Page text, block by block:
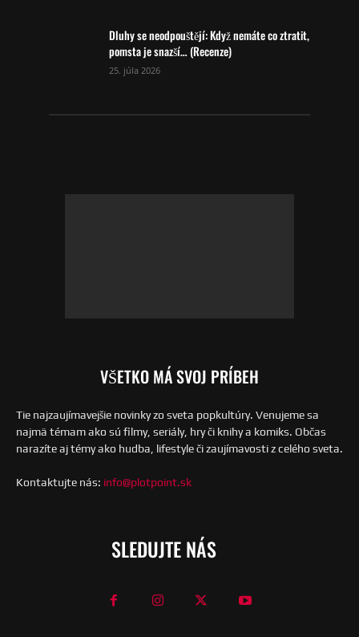
Dluhy se neodpouštějí: Když nemáte co ztratit,
pomsta je snazší… (Recenze)
25. júla 2026
VŠETKO MÁ SVOJ PRÍBEH
Tie najzaujímavejšie novinky zo sveta popkultúry. Venujeme sa
najmä témam ako sú filmy, seriály, hry či knihy a komiks. Občas
narazíte aj témy ako hudba, lifestyle či zaujímavosti z celého sveta.
Kontaktujte nás: info@plotpoint.sk
SLEDUJTE NÁS